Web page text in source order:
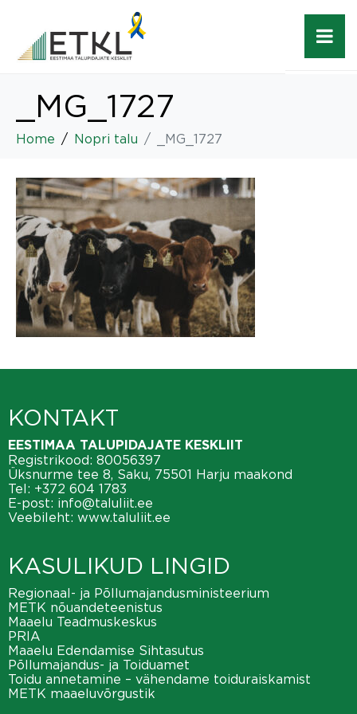
_MG_1727
Home Nopri talu _MG_1727
KONTAKT
EESTIMAA TALUPIDAJATE KESKLIIT
Registrikood: 80056397
Üksnurme tee 8, Saku, 75501 Harju maakond
Tel: +372 604 1783
E-post: info@taluliit.ee
Veebileht: www.taluliit.ee
KASULIKUD LINGID
Regionaal- ja Põllumajandusministeerium
METK nõuandeteenistus
Maaelu Teadmuskeskus
PRIA
Maaelu Edendamise Sihtasutus
Põllumajandus- ja Toiduamet
Toidu annetamine – vähendame toiduraiskamist
METK maaeluvõrgustik